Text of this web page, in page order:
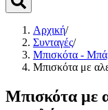
Αρχική/
Συνταγές/
Μπισκότα -
Μπισκότα με
Μπισκότα με